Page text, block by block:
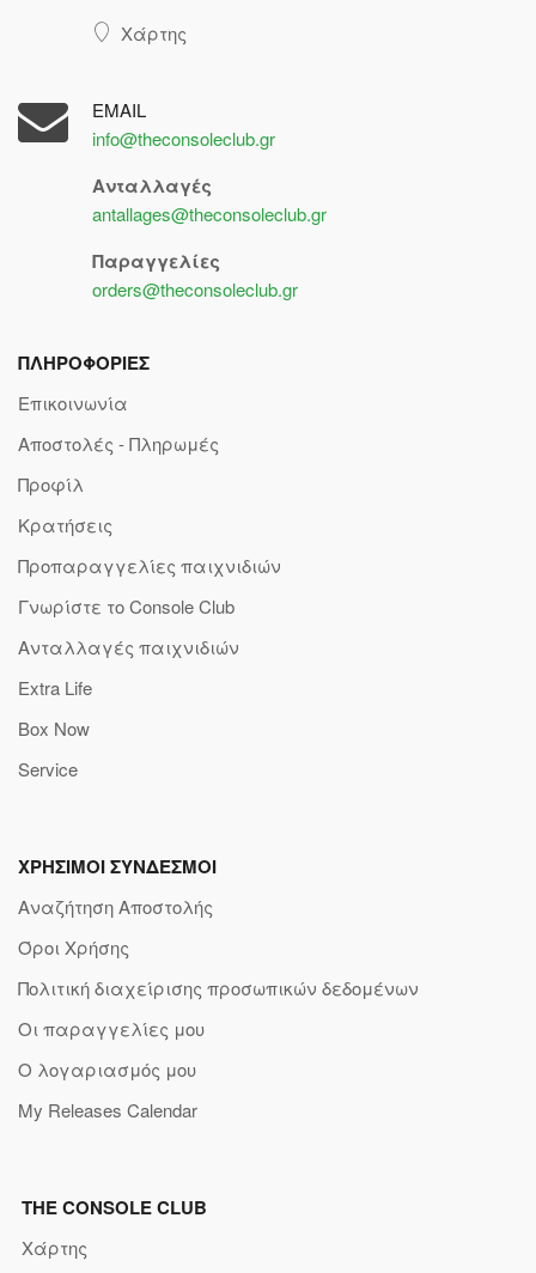
Χάρτης
EMAIL
info@theconsoleclub.gr
Ανταλλαγές
antallages@theconsoleclub.gr
Παραγγελίες
orders@theconsoleclub.gr
ΠΛΗΡΟΦΟΡΙΕΣ
Επικοινωνία
Αποστολές - Πληρωμές
Προφίλ
Κρατήσεις
Προπαραγγελίες παιχνιδιών
Γνωρίστε το Console Club
Ανταλλαγές παιχνιδιών
Extra Life
Box Now
Service
ΧΡΗΣΙΜΟΙ ΣΥΝΔΕΣΜΟΙ
Αναζήτηση Αποστολής
Όροι Χρήσης
Πολιτική διαχείρισης προσωπικών δεδομένων
Οι παραγγελίες μου
Ο λογαριασμός μου
My Releases Calendar
THE CONSOLE CLUB
Χάρτης